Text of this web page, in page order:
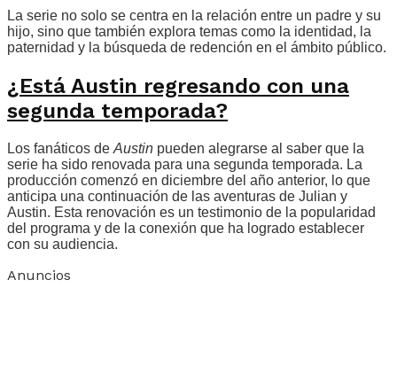
La serie no solo se centra en la relación entre un padre y su
hijo, sino que también explora temas como la identidad, la
paternidad y la búsqueda de redención en el ámbito público.
¿Está Austin regresando con una
segunda temporada?
Los fanáticos de Austin pueden alegrarse al saber que la
serie ha sido renovada para una segunda temporada. La
producción comenzó en diciembre del año anterior, lo que
anticipa una continuación de las aventuras de Julian y
Austin. Esta renovación es un testimonio de la popularidad
del programa y de la conexión que ha logrado establecer
con su audiencia.
Anuncios